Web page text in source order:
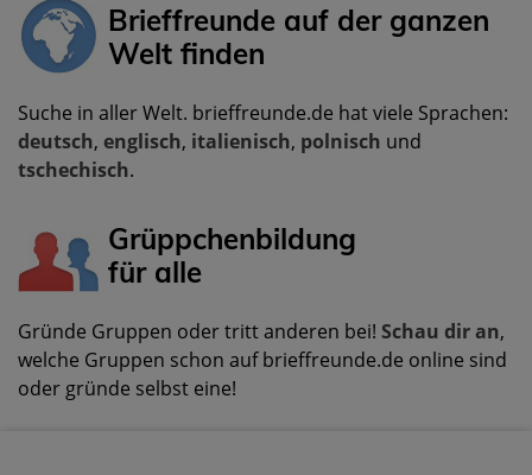
Brieffreunde auf der ganzen
Welt finden
Suche in aller Welt. brieffreunde.de hat viele Sprachen:
deutsch, englisch, italienisch, polnisch und
tschechisch.
Grüppchenbildung
für alle
Gründe Gruppen oder tritt anderen bei! Schau dir an,
welche Gruppen schon auf brieffreunde.de online sind
oder gründe selbst eine!